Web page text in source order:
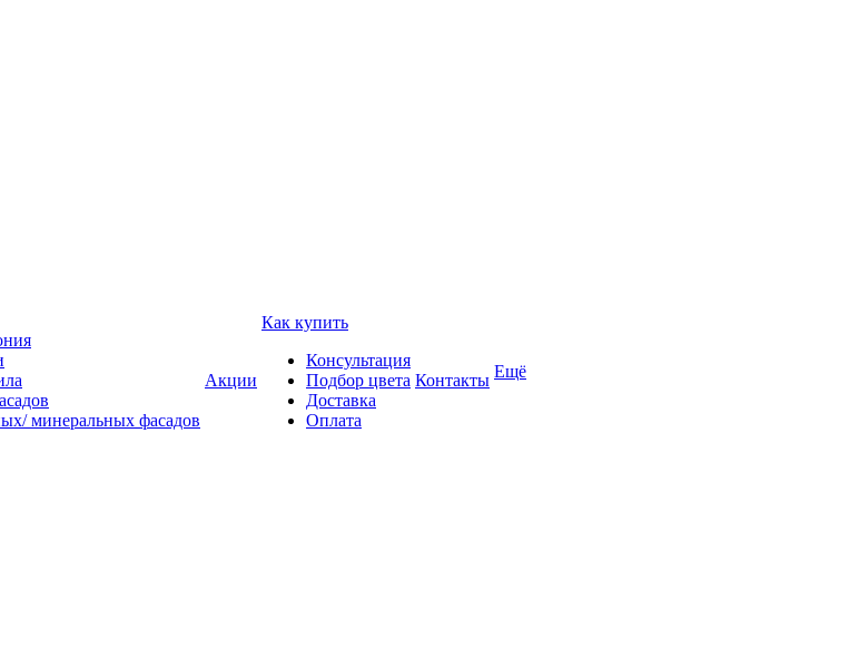
минеральных фасадов
Акции
Как купить
Консультация
Подбор цвета
Доставка
Оплата
Контакты Ещё